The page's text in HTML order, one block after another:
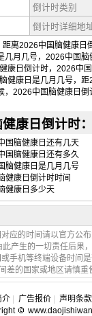
倒计时类别
倒计时详细地
离2026中国脑健康
几月几号，2026中国
康日倒计时，2026中
健康日是几月几号，
，2026中国脑健康日
康日倒计时
国脑健康日还有几天
国脑健康日还有多久
脑健康日是几月几号
健康日倒计时时间
健康日多少天
应的时间请以官方公
产生的一切责任后果
手机等终端设备时间
差的国家或地区请慎重
介 广告报价
声明条款